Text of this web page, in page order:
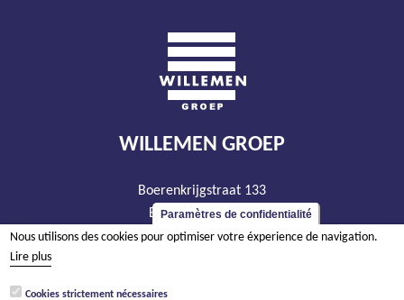
WILLEMEN GROEP
Boerenkrijgstraat 133
BE - 2800 Malines
tél +32 15 569 965
TVA BE 0466.256.432
Paramètres de confidentialité
Nous utilisons des cookies pour optimiser votre éxperience de navigation.
Lire plus
Cookies strictement nécessaires